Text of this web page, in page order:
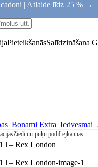
| Atlaide līdz 25 % →
PieteikšanāsSalīdzināšana
Bonami Extra Iedvesmai
Ziedi un puķu podiLejkannas